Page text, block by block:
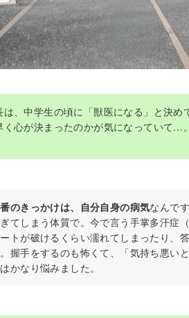
は、中学生の頃に「獣医になる」と決め
く心が決まったのかが気になっていて…
のきっかけは、自分自身の病気なんで
てしまう体質で。今で言う手掌多汗症
トが破けるくらい濡れてしまったり、
握手をするのも怖くて、「気持ち悪い
かなり悩みました。